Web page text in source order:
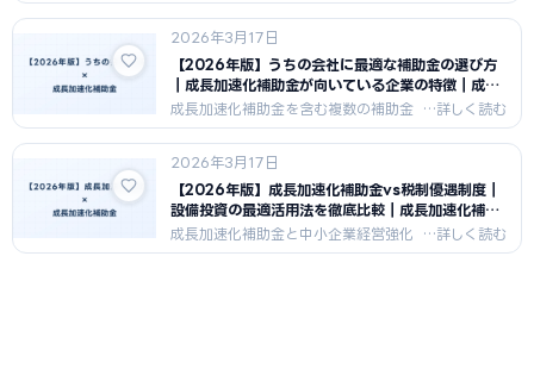
村の独自補助金を併用する際の注意点
を解説。重複申請のルール・補助金の
受給順序・併用できる補助金の例と、
申請前に確認すべき手続きをまとめま
した。
2026年3月17日
【2026年版】うちの会社に最適な補助金の選び方
｜成長加速化補助金が向いている企業の特徴｜成長
加速化補助金ナビ
成長加速化補助金を含む複数の補助金
から自社に最適なものを選ぶ方法を解
説。売上高・投資規模・事業フェー
ズ・業種別の選択基準と、成長加速化
補助金が特に向いている企業の特徴を
まとめました。
2026年3月17日
【2026年版】成長加速化補助金vs税制優遇制度｜
設備投資の最適活用法を徹底比較｜成長加速化補助
金ナビ
成長加速化補助金と中小企業経営強化
税制・カーボンニュートラル投資促進